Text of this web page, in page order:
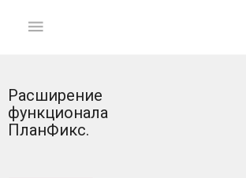
ГЛАВНАЯ
На
Расширение
функционала
ПланФикс.